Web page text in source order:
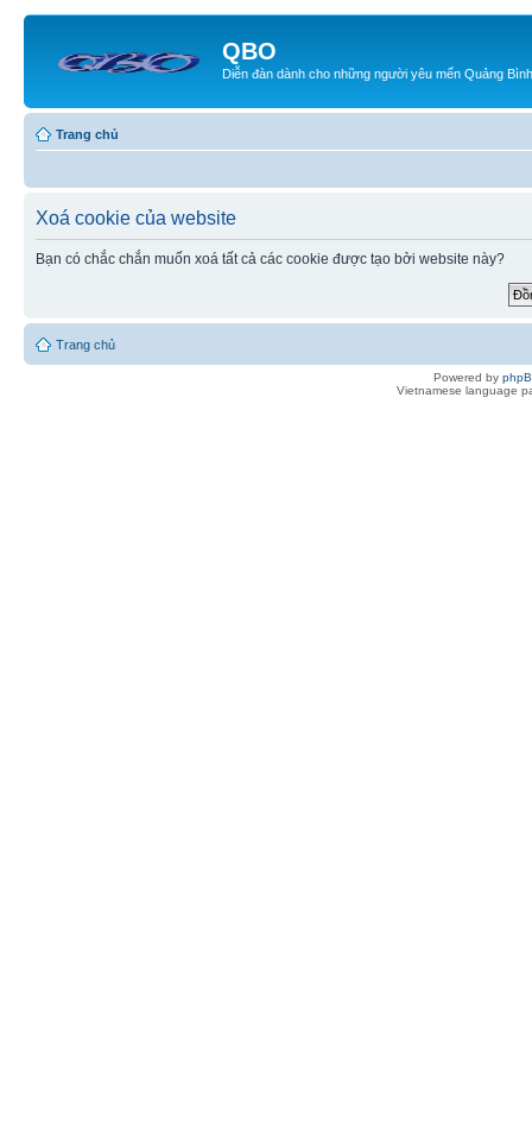
QBO
Diễn đàn dành cho những người yêu mến Quảng Bình
Trang chủ
Xoá cookie của website
Bạn có chắc chắn muốn xoá tất cả các cookie được tạo bởi website này?
Trang chủ
Powered by
Vietnamese language